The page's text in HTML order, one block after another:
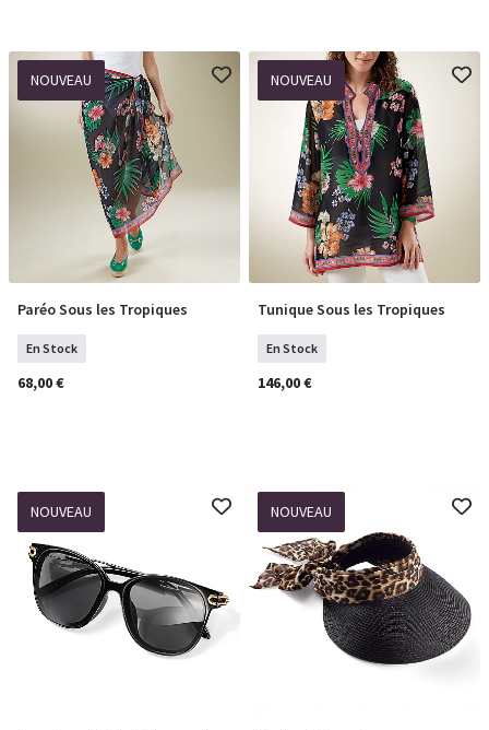
NOUVEAU
COMMANDER
Paréo Sous les Tropiques
En Stock
68,00 €
NOUVEAU
Sélectionner Tailles
Tunique Sous les Tropiques
En Stock
146,00 €
NOUVEAU NOUVEAU